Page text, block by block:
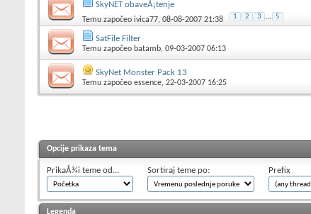
SkyNET obaveÅ¡tenje
Temu započeo ivica77, 08-08-2007 21:38 1 2 3 ... 5
SatFile Filter
Temu započeo batamb, 09-03-2007 06:13
SkyNet Monster Pack 13
Temu započeo essence, 22-03-2007 16:25
Opcije prikaza tema
PrikaÅ¾i teme od... Sortiraj teme po: Prefix
Legenda